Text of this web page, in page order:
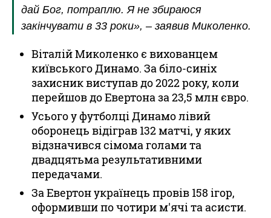
дай Бог, потраплю. Я не збираюся
закінчувати в 33 роки», – заявив Миколенко.
Віталій Миколенко є вихованцем
київського Динамо. За біло-синіх
захисник виступав до 2022 року, коли
перейшов до Евертона за 23,5 млн євро.
Усього у футболці Динамо лівий
оборонець відіграв 132 матчі, у яких
відзначився сімома голами та
двадцятьма результативними
передачами.
За Евертон українець провів 158 ігор,
оформивши по чотири м'ячі та асисти.